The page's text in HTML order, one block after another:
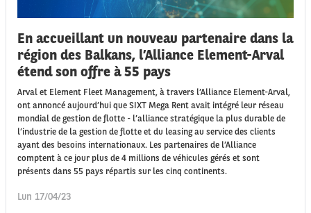
En accueillant un nouveau partenaire dans la
région des Balkans, l’Alliance Element-Arval
étend son offre à 55 pays
Arval et Element Fleet Management, à travers l’Alliance Element-Arval,
ont annoncé aujourd’hui que SIXT Mega Rent avait intégré leur réseau
mondial de gestion de flotte - l’alliance stratégique la plus durable de
l’industrie de la gestion de flotte et du leasing au service des clients
ayant des besoins internationaux. Les partenaires de l’Alliance
comptent à ce jour plus de 4 millions de véhicules gérés et sont
présents dans 55 pays répartis sur les cinq continents.
Lun 17/04/23